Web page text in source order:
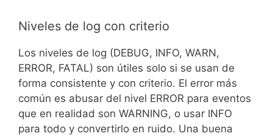
Niveles de log con criterio
Los niveles de log (DEBUG, INFO, WARN,
ERROR, FATAL) son útiles solo si se usan de
forma consistente y con criterio. El error más
común es abusar del nivel ERROR para eventos
que en realidad son WARNING, o usar INFO
para todo y convertirlo en ruido. Una buena